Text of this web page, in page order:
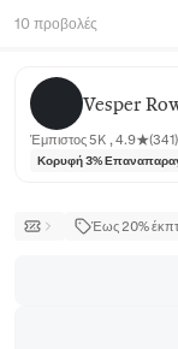
10 προβολές
Vesper Row
Vesper
Έμπιστος 5K ,
Κορυφή 3%
Έως 20%